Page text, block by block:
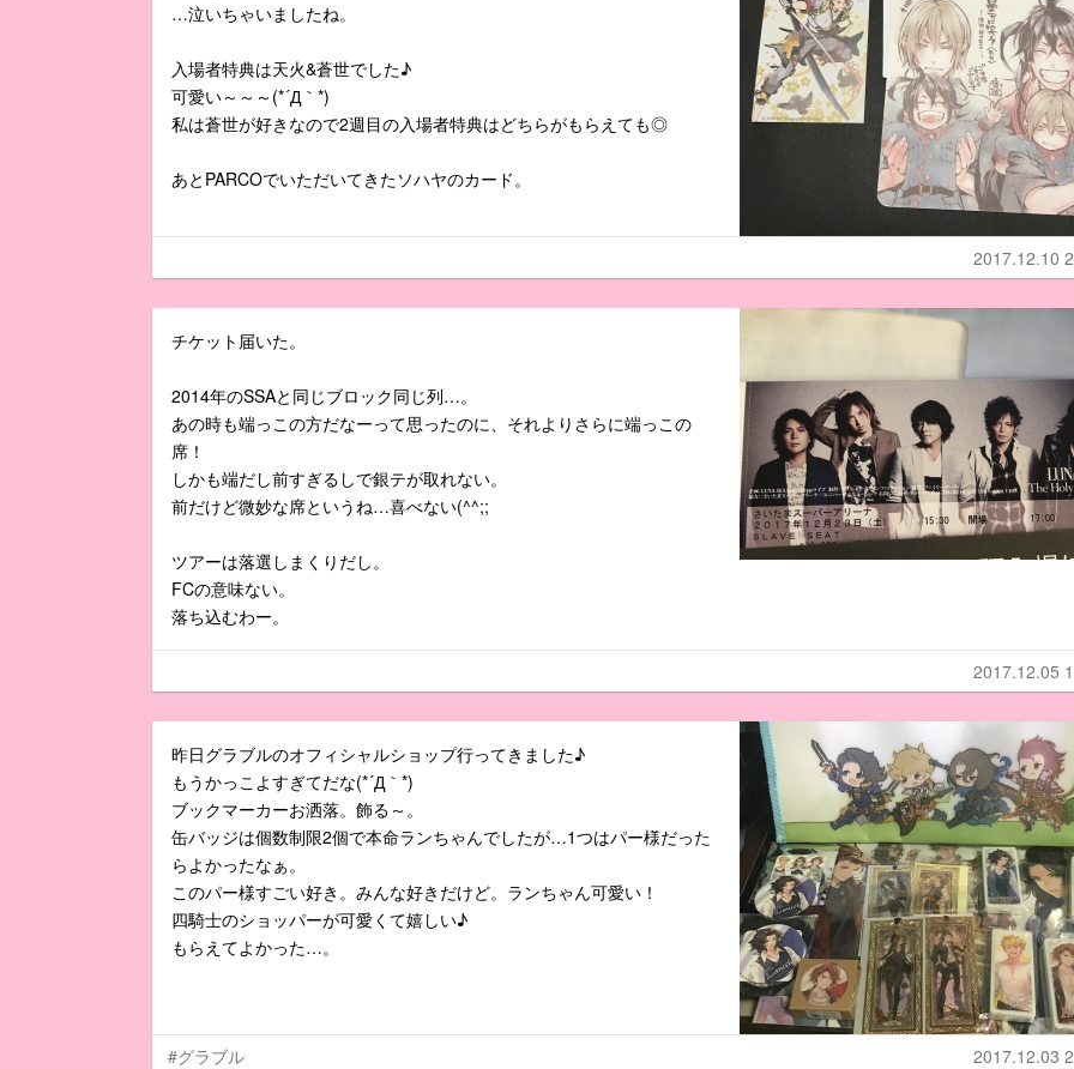
…泣いちゃいましたね。
入場者特典は天火&蒼世でした♪
可愛い～～～(*´Д｀*)
私は蒼世が好きなので2週目の入場者特典はどちらがもらえても◎
あとPARCOでいただいてきたソハヤのカード。
2017.12.10
チケット届いた。
2014年のSSAと同じブロック同じ列…。
あの時も端っこの方だなーって思ったのに、それよりさらに端っこの
席！
しかも端だし前すぎるしで銀テが取れない。
前だけど微妙な席というね…喜べない(^^;;
ツアーは落選しまくりだし。
FCの意味ない。
落ち込むわー。
2017.12.05
昨日グラブルのオフィシャルショップ行ってきました♪
もうかっこよすぎてだな(*´Д｀*)
ブックマーカーお洒落。飾る～。
缶バッジは個数制限2個で本命ランちゃんでしたが…1つはパー様だった
らよかったなぁ。
このパー様すごい好き。みんな好きだけど。ランちゃん可愛い！
四騎士のショッパーが可愛くて嬉しい♪
もらえてよかった…。
#グラブル 2017.12.03